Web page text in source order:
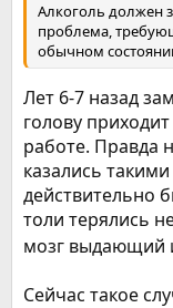
Алкоголь должен
проблема,
обычном
Лет 6-7 назад
голову
работе. Правда
казались
действительно
толи терялись
мозг выдающий
Сейчас такое